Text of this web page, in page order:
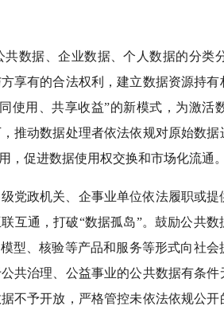
共数据、企业数据、个人数据的分
享有的合法权利，建立数据资源持
使用、共享收益”的新模式，为激
推动数据处理者依法依规对原始数
促进数据使用权交换和市场化流通
党政机关、企事业单位依法履职或
互通，打破“数据孤岛”。鼓励公共
型、核验等产品和服务等形式向社
共治理、公益事业的公共数据有条
不予开放，严格管控未依法依规公